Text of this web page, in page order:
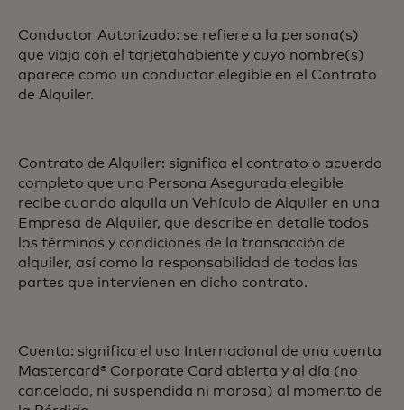
Conductor Autorizado: se refiere a la persona(s)
que viaja con el tarjetahabiente y cuyo nombre(s)
aparece como un conductor elegible en el Contrato
de Alquiler.
Contrato de Alquiler: significa el contrato o acuerdo
completo que una Persona Asegurada elegible
recibe cuando alquila un Vehículo de Alquiler en una
Empresa de Alquiler, que describe en detalle todos
los términos y condiciones de la transacción de
alquiler, así como la responsabilidad de todas las
partes que intervienen en dicho contrato.
Cuenta: significa el uso Internacional de una cuenta
Mastercard® Corporate Card abierta y al día (no
cancelada, ni suspendida ni morosa) al momento de